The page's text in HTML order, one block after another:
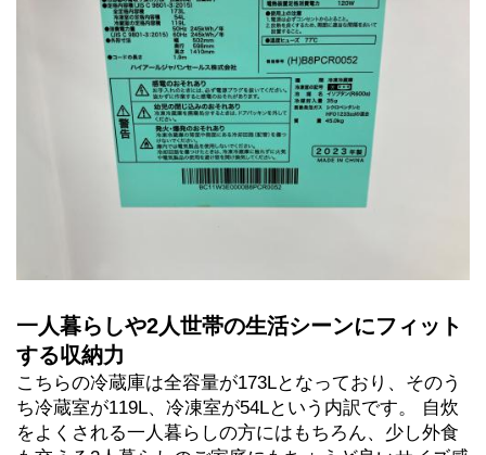
一人暮らしや2人世帯の生活シーンにフィット
する収納力
こちらの冷蔵庫は全容量が173Lとなっており、そのう
ち冷蔵室が119L、冷凍室が54Lという内訳です。 自炊
をよくされる一人暮らしの方にはもちろん、少し外食